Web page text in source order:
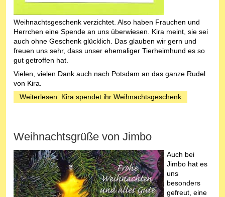
Weihnachtsgeschenk verzichtet. Also haben Frauchen und
Herrchen eine Spende an uns überwiesen. Kira meint, sie sei
auch ohne Geschenk glücklich. Das glauben wir gern und
freuen uns sehr, dass unser ehemaliger Tierheimhund es so
gut getroffen hat.
Vielen, vielen Dank auch nach Potsdam an das ganze Rudel
von Kira.
Weiterlesen: Kira spendet ihr Weihnachtsgeschenk
Weihnachtsgrüße von Jimbo
Auch bei
Jimbo hat es
uns
besonders
gefreut, eine